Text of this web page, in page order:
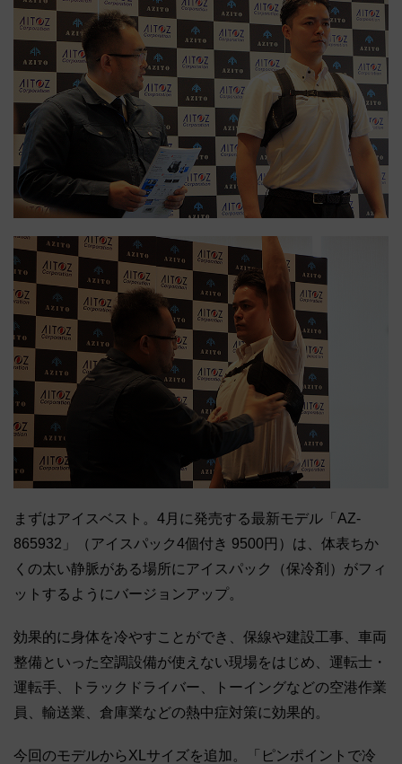
まずはアイスベスト。4月に発売する最新モデル「AZ-
865932」（アイスパック4個付き 9500円）は、体表ちか
くの太い静脈がある場所にアイスパック（保冷剤）がフィ
ットするようにバージョンアップ。
効果的に身体を冷やすことができ、保線や建設工事、車両
整備といった空調設備が使えない現場をはじめ、運転士・
運転手、トラックドライバー、トーイングなどの空港作業
員、輸送業、倉庫業などの熱中症対策に効果的。
今回のモデルからXLサイズを追加。「ピンポイントで冷